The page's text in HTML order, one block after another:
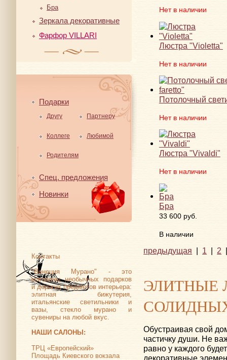
Бра
Зеркала декоративные
Фарфор VILLARI
Подарки
Другу Партнеру
Коллеге Любимой
Родителям
Спец. предложения
Новинки
Контакты
"Венеция Мурано" - это
магазины необычных подарков
и дорогих предметов интерьера:
элитная бижутерия,
итальянские светильники и
вазы, стекло мурано и
сувениры на любой вкус.
НАШИ САЛОНЫ:
ТРЦ «Европейский»
Площадь Киевского вокзала
Нет в наличии
Люстра "Violetta"
Нет в наличии
Потолочный
Нет в наличии
Люстра "Vivaldi"
Нет в наличии
Бра
33 600 руб.
В наличии
предыдущая | 1 | 2
ЭЛИТНЫЕ
Обустраивая свой
частичку души. Не
равно у каждого
декоративные